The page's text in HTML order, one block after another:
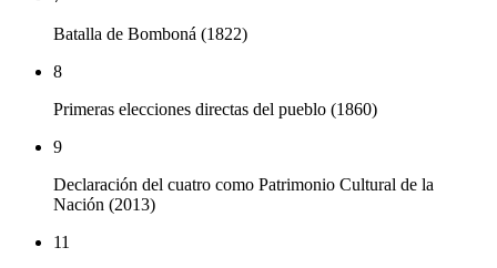
Batalla de Bomboná (1822)
8
Primeras elecciones directas del pueblo (1860)
9
Declaración del cuatro como Patrimonio Cultural de la
Nación (2013)
11